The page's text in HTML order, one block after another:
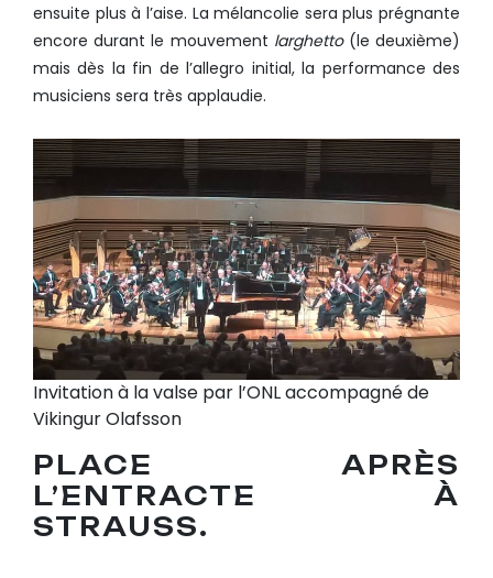
ensuite plus à l’aise. La mélancolie sera plus prégnante
encore durant le mouvement larghetto(le deuxième)
mais dès la fin de l’allegro initial, la performance des
musiciens sera très applaudie.
Invitation à la valse par l’ONL accompagné de
Vikingur Olafsson
PLACE APRÈS
L’ENTRACTE À
STRAUSS.